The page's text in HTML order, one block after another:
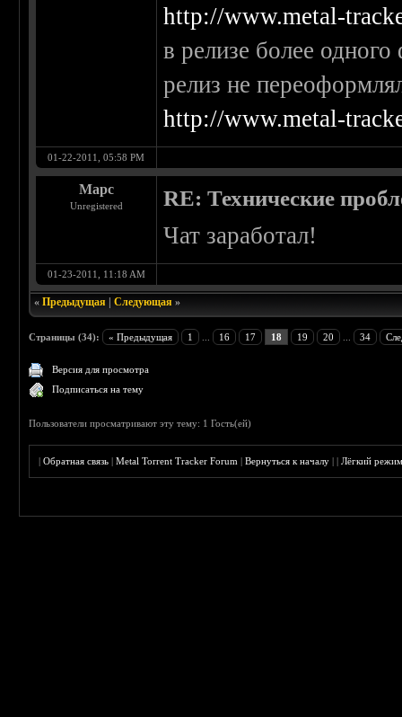
http://www.metal-
в релизе более
релиз не
http://www.metal-
01-22-2011, 05:58 PM
Марс
Unregistered RE: Технические
Чат заработал!
01-23-2011, 11:18 AM
«Предыдущая |Следующая »
Страницы (34): « Предыдущая 1 16 17 18 19 20 34
Версия для просмотра
Подписаться на тему
Пользователи просматривают эту тему: 1 Гость(ей)
|Обратная связь |Metal Torrent Tracker Forum |Вернуться к началу ||Лёгкий